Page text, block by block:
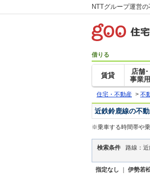
NTTグループ運営
借りる
賃貸
店舗･
事業用
住宅・不動産 > 不
近鉄鈴鹿線の不
※乗車する時間帯や
検索条件 路線：
指定なし ｜ 伊勢若